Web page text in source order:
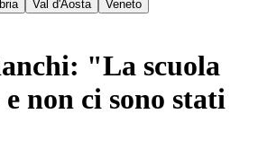
Val d'Aosta Veneto
"La scuola
non ci sono stati